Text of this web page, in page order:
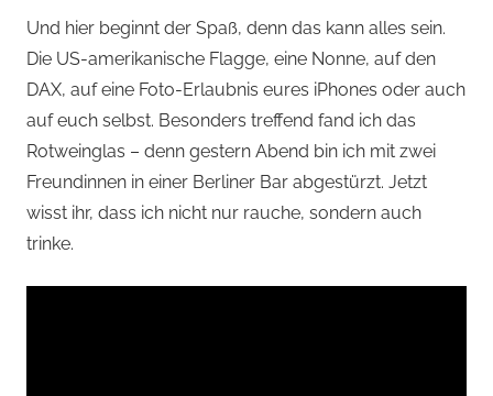
Und hier beginnt der Spaß, denn das kann alles sein.
Die US-amerikanische Flagge, eine Nonne, auf den
DAX, auf eine Foto-Erlaubnis eures iPhones oder auch
auf euch selbst. Besonders treffend fand ich das
Rotweinglas – denn gestern Abend bin ich mit zwei
Freundinnen in einer Berliner Bar abgestürzt. Jetzt
wisst ihr, dass ich nicht nur rauche, sondern auch
trinke.